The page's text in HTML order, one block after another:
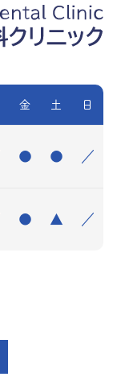
金 土 日
● ● ／
● ▲ ／